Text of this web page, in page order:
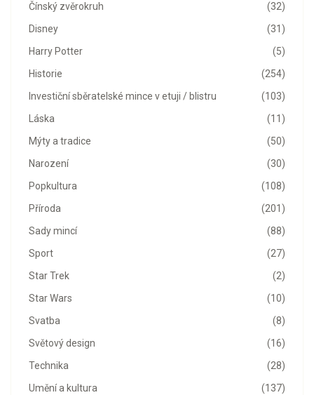
(32)
Čínský zvěrokruh
(31)
Disney
(5)
Harry Potter
(254)
Historie
(103)
Investiční sběratelské mince v etuji / blistru
(11)
Láska
(50)
Mýty a tradice
(30)
Narození
(108)
Popkultura
(201)
Příroda
(88)
Sady mincí
(27)
Sport
(2)
Star Trek
(10)
Star Wars
(8)
Svatba
(16)
Světový design
(28)
Technika
(137)
Umění a kultura